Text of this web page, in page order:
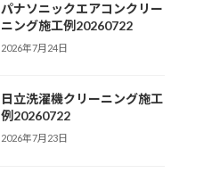
パナソニックエアコンクリー
ニング施工例20260722
2026年7月24日
日立洗濯機クリーニング施工
例20260722
2026年7月23日